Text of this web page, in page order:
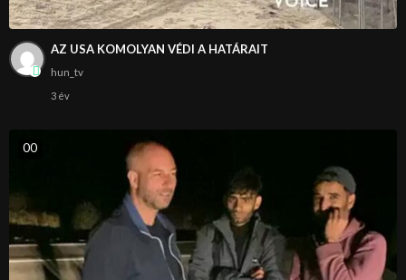
AZ USA KOMOLYAN VÉDI A HATÁRAIT
hun_tv
3 év
00